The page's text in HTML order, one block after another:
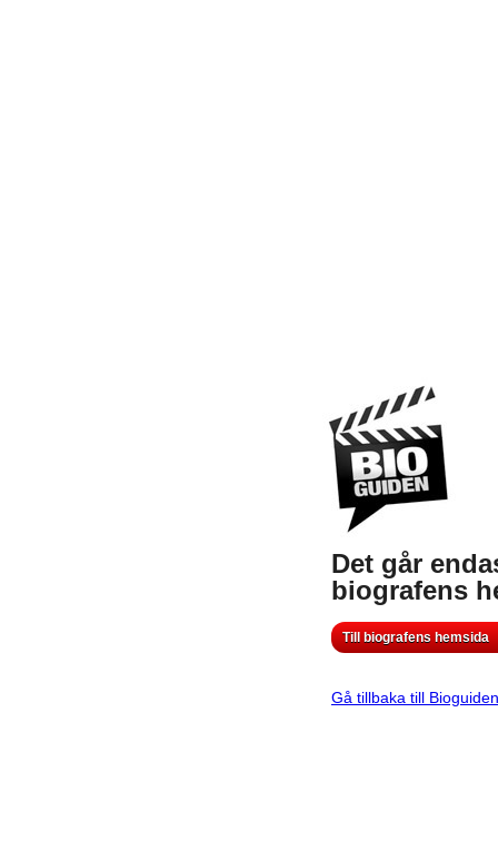
Det går
biografens
Till biografens hemsida
Gå tillbaka till Bioguiden